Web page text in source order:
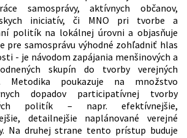
samosprávy, aktívnych občanov,
iniciatív, či MNO pri tvorbe a
politík na lokálnej úrovni a objasňuje
pre samosprávu výhodné zohľadniť hlas
- je návodom zapájania menšinových a
skupín do tvorby verejných
Metodika poukazuje na množstvo
dopadov participatívnej tvorby
politík – napr. efektívnejšie,
detailnejšie naplánované verejné
Na druhej strane tento prístup buduje